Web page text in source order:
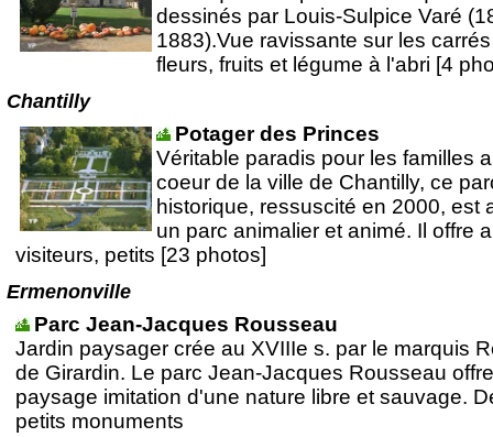
dessinés par Louis-Sulpice Varé
1883).Vue ravissante sur les
fleurs, fruits et légume à l'abri [4
Chantilly
Potager des Princes
Véritable paradis pour les familles
coeur de la ville de Chantilly, ce
historique, ressuscité en 2000, est
un parc animalier et animé. Il offre
visiteurs, petits [23 photos]
Ermenonville
Parc Jean-Jacques Rousseau
Jardin paysager crée au XVIIIe s. par le marquis
de Girardin. Le parc Jean-Jacques Rousseau
paysage imitation d'une nature libre et sauvage.
petits monuments